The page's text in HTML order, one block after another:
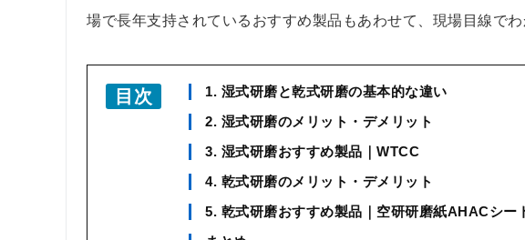
場で長年支持されているおすすめ製品もあわせて、現場目線でわ
目次
1. 湿式研磨と乾式研磨の基本的な違い
2. 湿式研磨のメリット・デメリット
3. 湿式研磨おすすめ製品｜WTCC
4. 乾式研磨のメリット・デメリット
5. 乾式研磨おすすめ製品｜空研研磨紙AHACシー